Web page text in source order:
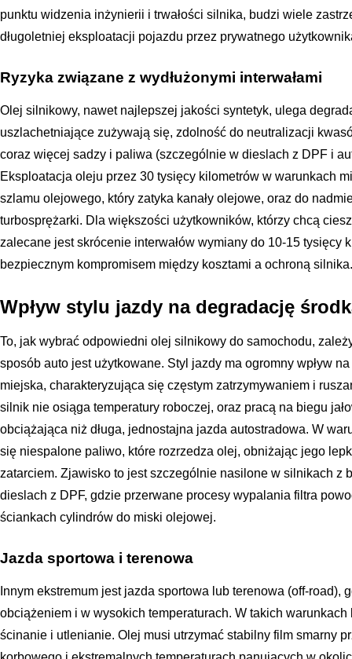
punktu widzenia inżynierii i trwałości silnika, budzi wiele
długoletniej eksploatacji pojazdu przez prywatnego
Ryzyka związane z wydłużonymi interwałami
Olej silnikowy, nawet najlepszej jakości syntetyk, ulega
uszlachetniające zużywają się, zdolność do neutralizacji
coraz więcej sadzy i paliwa (szczególnie w dieslach z DPF i
Eksploatacja oleju przez 30 tysięcy kilometrów w warunkach
szlamu olejowego, który zatyka kanały olejowe, oraz do
turbosprężarki. Dla większości użytkowników, którzy chcą
zalecane jest skrócenie interwałów wymiany do 10-15 tysięcy
bezpiecznym kompromisem między kosztami a ochroną silnika.
Wpływ stylu jazdy na degradację
To, jak wybrać odpowiedni olej silnikowy do samochodu,
sposób auto jest użytkowane. Styl jazdy ma ogromny wpływ
miejska, charakteryzująca się częstym zatrzymywaniem i
silnik nie osiąga temperatury roboczej, oraz pracą na biegu
obciążająca niż długa, jednostajna jazda autostradowa. W
się niespalone paliwo, które rozrzedza olej, obniżając jego
zatarciem. Zjawisko to jest szczególnie nasilone w silnikach z
dieslach z DPF, gdzie przerwane procesy wypalania filtra
ściankach cylindrów do miski olejowej.
Jazda sportowa i terenowa
Innym ekstremum jest jazda sportowa lub terenowa (off-road),
obciążeniem i w wysokich temperaturach. W takich
ścinanie i utlenianie. Olej musi utrzymać stabilny film smarny